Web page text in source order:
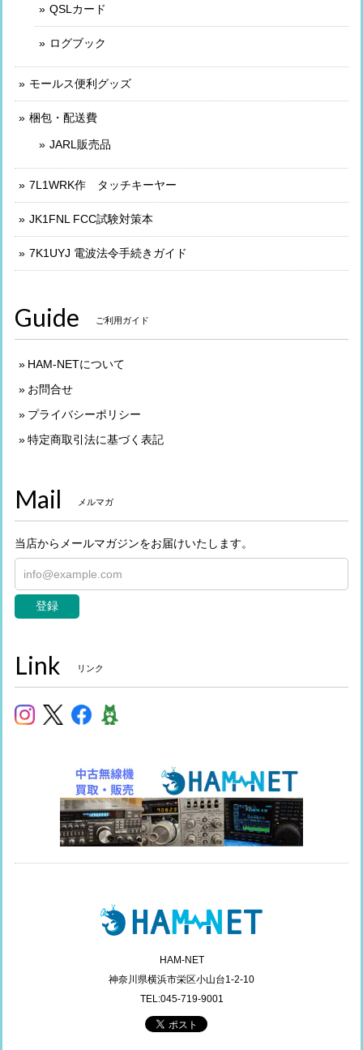
QSLカード
ログブック
モールス便利グッズ
梱包・配送費
JARL販売品
7L1WRK作 タッチキーヤー
JK1FNL FCC試験対策本
7K1UYJ 電波法令手続きガイド
Guide ご利用ガイド
HAM-NETについて
お問合せ
プライバシーポリシー
特定商取引法に基づく表記
Mail メルマガ
当店からメールマガジンをお届けいたします。
登録
Link リンク
HAM-NET
神奈川県横浜市栄区小山台1-2-10
TEL:045-719-9001